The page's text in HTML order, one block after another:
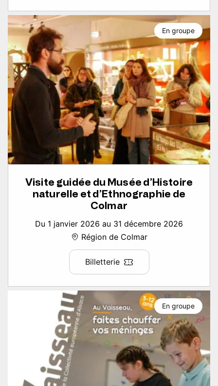
Visite guidée du Musée d’Histoire
naturelle et d’Ethnographie de
Colmar
Du 1 janvier 2026 au 31 décembre 2026
Région de Colmar
Billetterie
En groupe
En groupe